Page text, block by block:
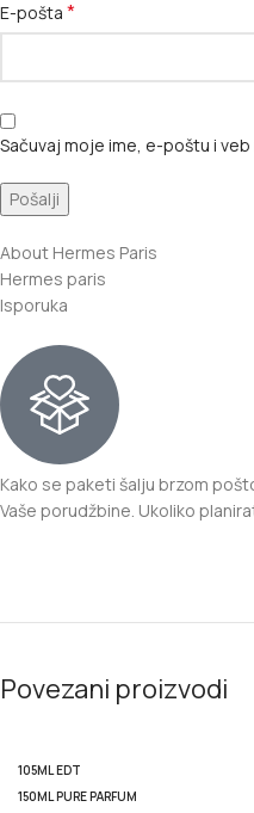
E-pošta *
Sačuvaj moje ime, e-poštu i
About Hermes Paris
Hermes paris
Isporuka
Kako se paketi šalju brzom
Vaše porudžbine. Ukoliko
Povezani proizvodi
105ML EDT
150ML PURE PARFUM